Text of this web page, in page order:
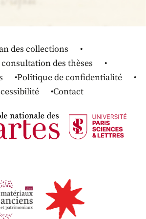
des collections
des thèses
Politique de confidentialité
Contact